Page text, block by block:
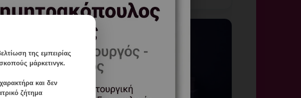
της εμπειρίας
μάρκετινγκ.
και δεν
ζήτημα